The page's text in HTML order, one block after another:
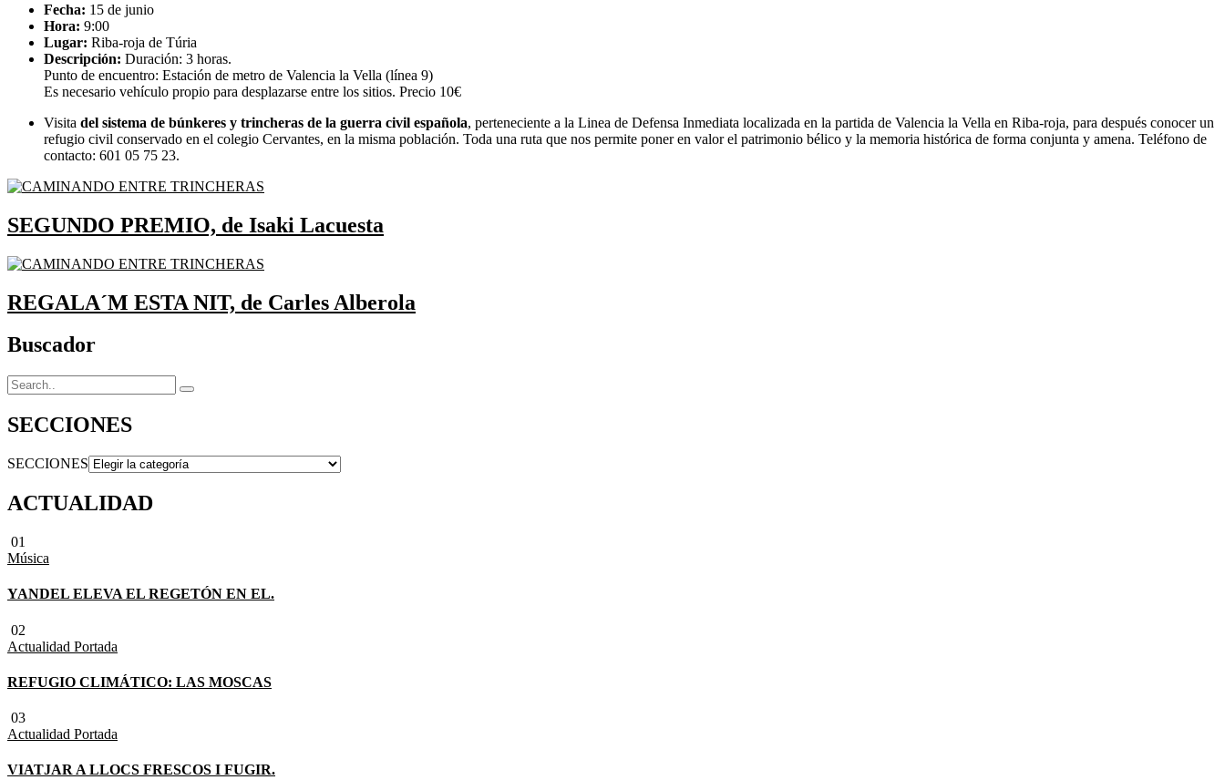
Fecha: 15 de junio
Hora: 9:00
Lugar: Riba-roja de Túria
Descripción: Duración: 3 horas.
Punto de encuentro: Estación de metro de Valencia la Vella (línea 9)
Es necesario vehículo propio para desplazarse entre los sitios. Precio 10€
Visita del sistema de búnkeres y trincheras de la guerra civil española, perteneciente a la Linea de Defensa Inmediata localizada en la partida de Valencia la Vella en Riba-roja, para después conocer un
refugio civil conservado en el colegio Cervantes, en la misma población. Toda una ruta que nos permite poner en valor el patrimonio bélico y la memoria histórica de forma conjunta y amena. Teléfono de
contacto: 601 05 75 23.
SEGUNDO PREMIO, de Isaki Lacuesta
REGALA´M ESTA NIT, de Carles Alberola
Buscador
SECCIONES
SECCIONES
ACTUALIDAD
01
Música
YANDEL ELEVA EL REGETÓN EN EL.
02
Actualidad Portada
REFUGIO CLIMÁTICO: LAS MOSCAS
03
Actualidad Portada
VIATJAR A LLOCS FRESCOS I FUGIR.